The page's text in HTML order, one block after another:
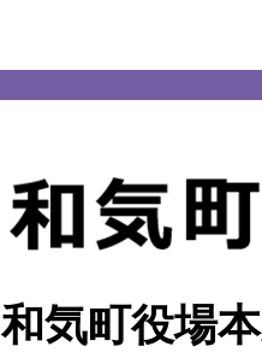
和気町役場